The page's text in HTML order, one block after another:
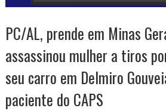
PC/AL, prende em Minas
assassinou mulher a tiros
seu carro em Delmiro
paciente do CAPS